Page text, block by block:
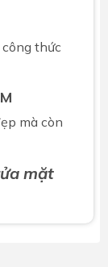
thức
mà còn
mặt